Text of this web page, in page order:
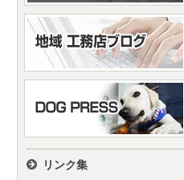
リンク集